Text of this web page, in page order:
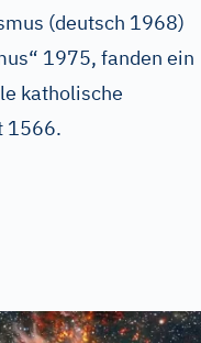
(deutsch 1968)
1975, fanden ein
katholische
1566.